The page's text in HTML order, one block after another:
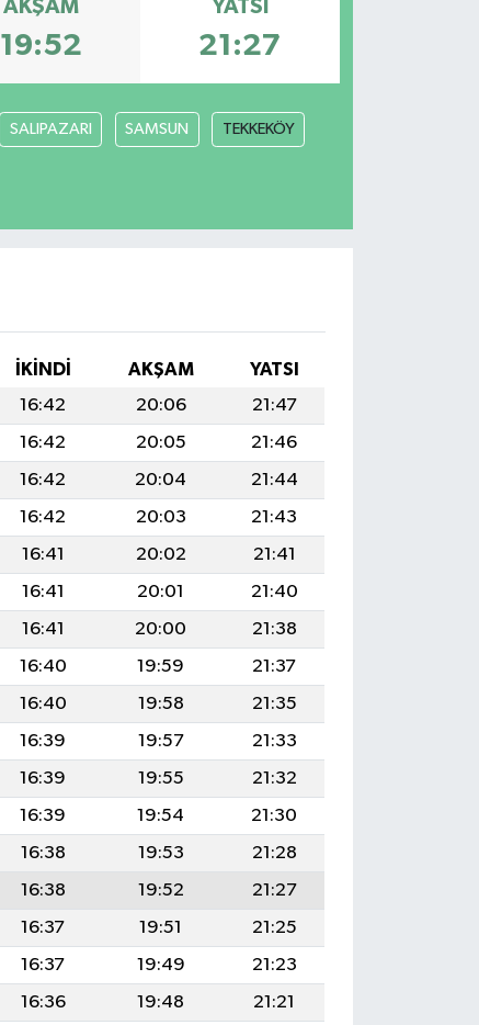
AKŞAM
19:52
YATSI
21:27
SALIPAZARI SAMSUN TEKKEKÖY
İKINDI AKŞAM
YATSI
16:42 20:06
21:47
16:42 20:05
21:46
16:42 20:04
21:44
16:42 20:03
21:43
16:41 20:02
21:41
16:41 20:01
21:40
16:41 20:00
21:38
16:40 19:59
21:37
16:40 19:58
21:35
16:39 19:57
21:33
16:39 19:55
21:32
16:39 19:54
21:30
16:38 19:53
21:28
16:38 19:52
21:27
16:37 19:51
21:25
16:37 19:49
21:23
16:36 19:48
21:21